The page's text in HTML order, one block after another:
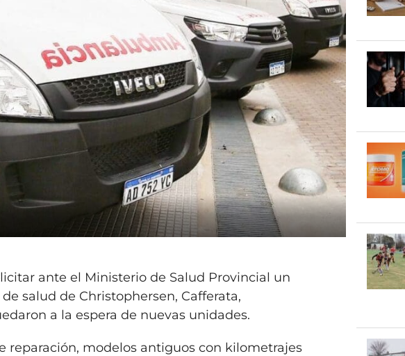
ante el Ministerio de Salud Provincial un
salud de Christophersen, Cafferata,
a la espera de nuevas unidades.
reparación, modelos antiguos con kilometrajes